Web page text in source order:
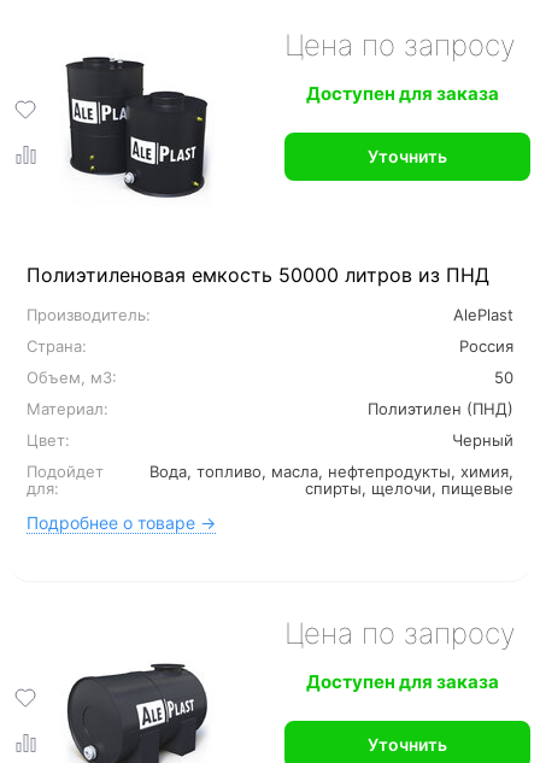
Полиэтиленовая емкость 50000 литров из ПНД
Производитель:
AlePlast
Страна:
Россия
Объем, м3:
50
Материал:
Полиэтилен (ПНД)
Цвет:
Черный
Подойдет
для:
Вода, топливо, масла, нефтепродукты, химия,
спирты, щелочи, пищевые
Подробнее о товаре →
Цена по запросу
Доступен для заказа
Уточнить
Цена по запросу
Доступен для заказа
Уточнить